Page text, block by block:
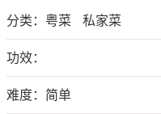
分类： 粤菜 私家菜
功效：
难度：简单